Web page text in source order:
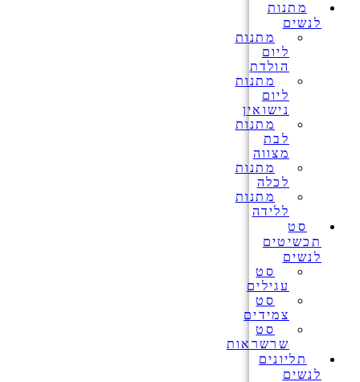
מתנות
לנשים
מתנות
ליום
הולדת
מתנות
ליום
נישואין
מתנות
לבת
מצווה
מתנות
לכלה
מתנות
ללידה
סט
תכשיטים
לנשים
סט
עגילים
סט
צמידים
סט
שרשראות
תליונים
לנשים